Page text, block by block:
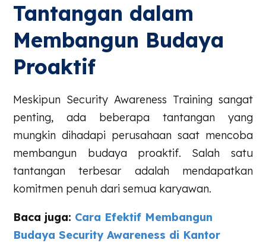
Tantangan dalam
Membangun Budaya
Proaktif
Meskipun Security Awareness Training sangat
penting, ada beberapa tantangan yang
mungkin dihadapi perusahaan saat mencoba
membangun budaya proaktif. Salah satu
tantangan terbesar adalah mendapatkan
komitmen penuh dari semua karyawan.
Baca juga: Cara Efektif Membangun
Budaya Security Awareness di Kantor